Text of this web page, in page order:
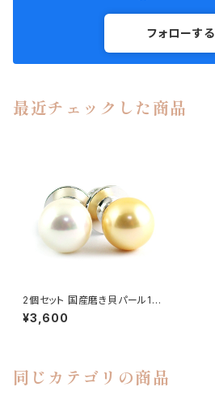
フォローする
最近チェックした商品
2個セット 国産磨き貝パール10
mm ピンブローチ ラペルピン タ
イタック ホワイト＆ゴールド sw
¥3,600
同じカテゴリの商品